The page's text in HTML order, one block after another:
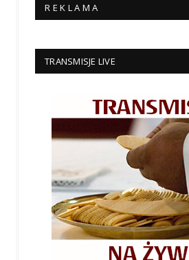
R E K L A M A
TRANSMISJE LIVE